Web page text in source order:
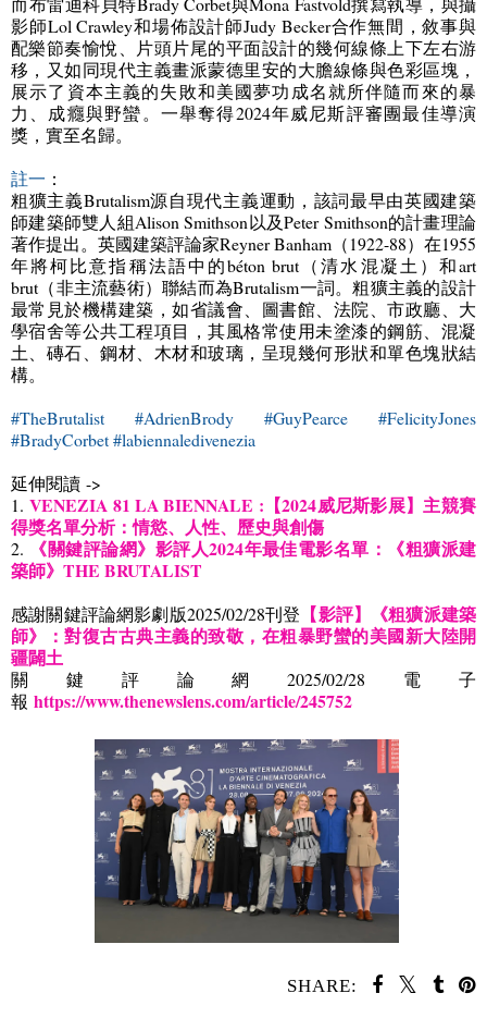
影師Lol Crawley和場佈設計師Judy Becker合作無間，敘事與
配樂節奏愉悅、片頭片尾的平面設計的幾何線條上下左右游
移，又如同現代主義畫派蒙德里安的大膽線條與色彩區塊，
展示了資本主義的失敗和美國夢功成名就所伴隨而來的暴
力、成癮與野蠻。一舉奪得2024年威尼斯評審團最佳導演
獎，實至名歸。
註一 ：
粗獷主義Brutalism源自現代主義運動，該詞最早由英國建築
師建築師雙人組Alison Smithson以及Peter Smithson的計畫理論
著作提出。英國建築評論家Reyner Banham （1922-88）在1955
年將柯比意指稱法語中的béton brut （清水混凝土）和art
brut （非主流藝術）聯結而為Brutalism一詞。粗獷主義的設計
最常見於機構建築，如省議會、圖書館、法院、市政廳、大
學宿舍等公共工程項目，其風格常使用未塗漆的鋼筋、混凝
土、磚石、鋼材、木材和玻璃，呈現幾何形狀和單色塊狀結
構。
#TheBrutalist #AdrienBrody #GuyPearce #FelicityJones
#BradyCorbet #labiennaledivenezia
延伸閱讀 ->
1.VENEZIA 81 LA BIENNALE :【2024威尼斯影展】主競賽
得獎名單分析：情慾、人性、歷史與創傷
2.
《關鍵評論網》影評人2024年最佳電影名單：《粗獷派建
築師》THE BRUTALIST
感謝關鍵評論網影劇版2025/02/28刊登 【影評】《粗獷派建築
師》：對復古古典主義的致敬，在粗暴野蠻的美國新大陸開
疆闢土
關鍵評論網2025/02/28 電子
報 https://www.thenewslens.com/article/245752
SHARE: